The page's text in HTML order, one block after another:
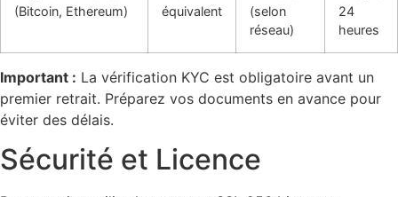
(Bitcoin, Ethereum)
équivalent
(selon
réseau)
24
heures
Important : La vérification KYC est obligatoire avant un
premier retrait. Préparez vos documents en avance pour
éviter des délais.
Sécurité et Licence